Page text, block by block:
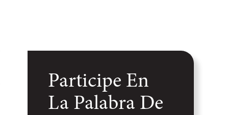
Participe En
La Palabra De